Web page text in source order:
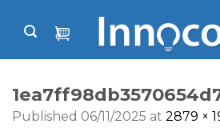
Published 06/11/2025 at 2879 ×